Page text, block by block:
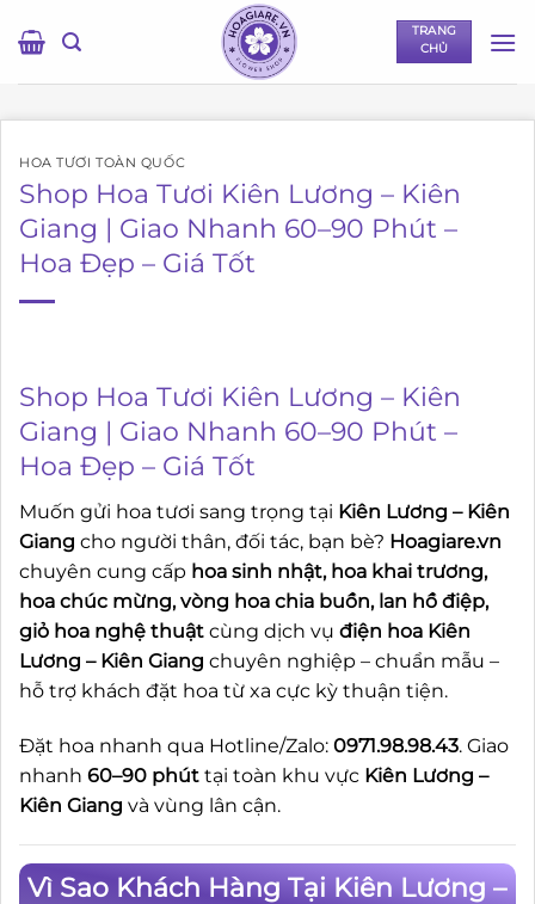
qua
TRANG
CHỦ
HOA TƯƠI TOÀN QUỐC
Shop Hoa Tươi Kiên Lương – Kiên
Giang | Giao Nhanh 60–90 Phút –
Hoa Đẹp – Giá Tốt
Shop Hoa Tươi Kiên Lương – Kiên
Giang | Giao Nhanh 60–90 Phút –
Hoa Đẹp – Giá Tốt
Muốn gửi hoa tươi sang trọng tại Kiên Lương – Kiên
Giang cho người thân, đối tác, bạn bè? Hoagiare.vn
chuyên cung cấp hoa sinh nhật, hoa khai trương,
hoa chúc mừng, vòng hoa chia buồn, lan hồ điệp,
giỏ hoa nghệ thuật cùng dịch vụ điện hoa Kiên
Lương – Kiên Giang chuyên nghiệp – chuẩn mẫu –
hỗ trợ khách đặt hoa từ xa cực kỳ thuận tiện.
Đặt hoa nhanh qua Hotline/Zalo: 0971.98.98.43. Giao
nhanh 60–90 phút tại toàn khu vực Kiên Lương –
Kiên Giang và vùng lân cận.
Vì Sao Khách Hàng Tại Kiên Lương –